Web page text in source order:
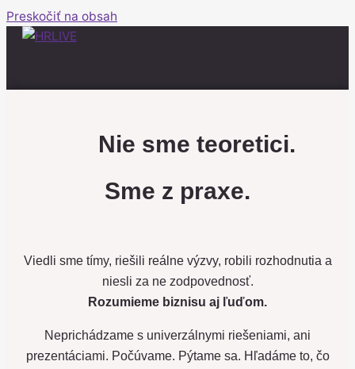
Preskočiť na obsah
Nie sme teoretici.
Sme z praxe.
Viedli sme tímy, riešili reálne výzvy, robili rozhodnutia a
niesli za ne zodpovednosť.
Rozumieme biznisu aj ľuďom.
Neprichádzame s univerzálnymi riešeniami, ani
prezentáciami. Počúvame. Pýtame sa. Hľadáme to, čo